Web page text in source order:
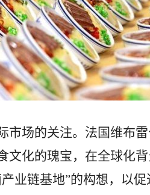
市场的关注。法国维布
文化的瑰宝，在全球化
业链基地”的构想，以